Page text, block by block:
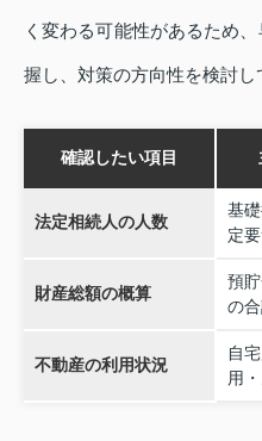
く変わる可能性があるため
握し、対策の方向性を検討し
確認したい項目
法定相続人の人数
基
定
財産総額の概算
預
の
不動産の利用状況
自
用